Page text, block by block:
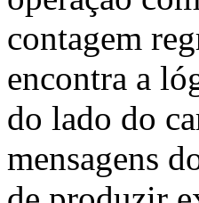
contagem
encontra a
do lado do
mensagens